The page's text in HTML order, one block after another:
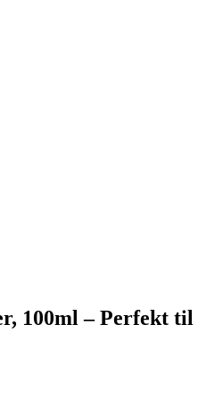
100ml – Perfekt til